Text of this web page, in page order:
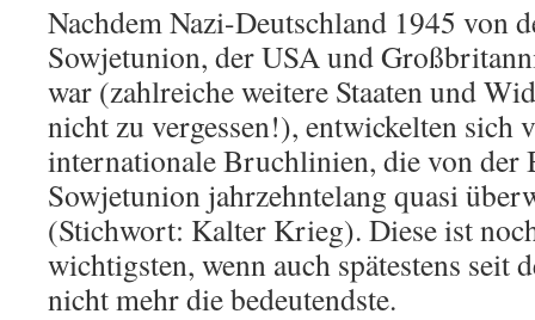
Nachdem Nazi-Deutschland 1945 von
Sowjetunion, der USA und
war (zahlreiche weitere Staaten und
nicht zu vergessen!), entwickelten sich
internationale Bruchlinien, die von
Sowjetunion jahrzehntelang quasi
(Stichwort: Kalter Krieg). Diese ist
wichtigsten, wenn auch spätestens seit
nicht mehr die bedeutendste.